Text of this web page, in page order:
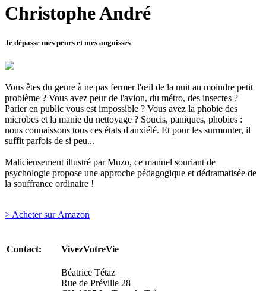
Christophe André
Je dépasse mes peurs et mes angoisses
Vous êtes du genre à ne pas fermer l'œil de la nuit au moindre petit
problème ? Vous avez peur de l'avion, du métro, des insectes ?
Parler en public vous est impossible ? Vous avez la phobie des
microbes et la manie du nettoyage ? Soucis, paniques, phobies :
nous connaissons tous ces états d'anxiété. Et pour les surmonter, il
suffit parfois de si peu...
Malicieusement illustré par Muzo, ce manuel souriant de
psychologie propose une approche pédagogique et dédramatisée de
la souffrance ordinaire !
> Acheter sur Amazon
Contact: VivezVotreVie
Béatrice Tétaz
Rue de Préville 28